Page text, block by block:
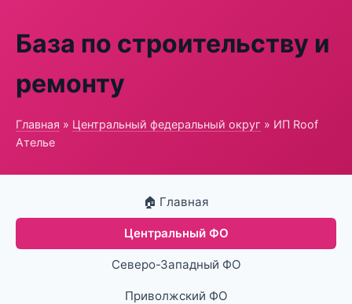
База по строительству и
ремонту
Главная » Центральный федеральный округ » ИП Roof
Ателье
🏠 Главная
Центральный ФО
Северо-Западный ФО
Приволжский ФО